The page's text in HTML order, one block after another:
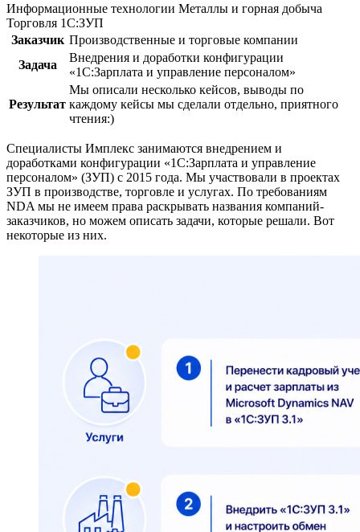
Информационные технологии Металлы и горная добыча
Торговля 1С:ЗУП
Заказчик Производственные и торговые компании
Задача
Внедрения и доработки конфигурации
«1С:Зарплата и управление персоналом»
Результат
Мы описали несколько кейсов, выводы по
каждому кейсы мы сделали отдельно, приятного
чтения:)
Специалисты Имплекс занимаются внедрением и
доработками конфигурации «1С:Зарплата и управление
персоналом» (ЗУП) с 2015 года. Мы участвовали в проектах
ЗУП в производстве, торговле и услугах. По требованиям
NDA мы не имеем права раскрывать названия компаний-
заказчиков, но можем описать задачи, которые решали. Вот
некоторые из них.